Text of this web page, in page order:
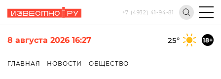
+7 (4932) 41-94-81
8 августа 2026 16:27 25° 18+
ГЛАВНАЯ НОВОСТИ ОБЩЕСТВО